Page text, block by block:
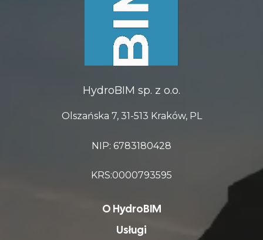
HydroBIM sp. z o.o.
Olszańska 7, 31-513 Kraków, PL
NIP: 6783180428
KRS:0000793595
O HydroBIM
Usługi